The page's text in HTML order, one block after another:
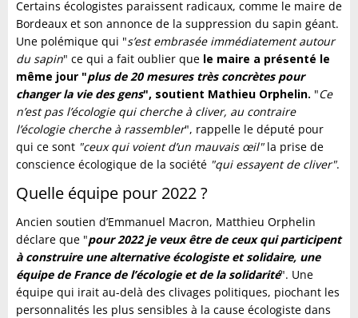
Certains écologistes paraissent radicaux, comme le maire de
Bordeaux et son annonce de la suppression du sapin géant.
Une polémique qui "s’est embrasée immédiatement autour
du sapin" ce qui a fait oublier que le maire a présenté le
même jour "plus de 20 mesures très concrètes pour
changer la vie des gens", soutient Mathieu Orphelin. "Ce
n’est pas l’écologie qui cherche à cliver, au contraire
l’écologie cherche à rassembler", rappelle le député pour
qui ce sont "ceux qui voient d’un mauvais œil"la prise de
conscience écologique de la société "qui essayent de cliver".
Quelle équipe pour 2022 ?
Ancien soutien d’Emmanuel Macron, Matthieu Orphelin
déclare que "pour 2022 je veux être de ceux qui participent
à construire une alternative écologiste et solidaire, une
équipe de France de l’écologie et de la solidarité". Une
équipe qui irait au-delà des clivages politiques, piochant les
personnalités les plus sensibles à la cause écologiste dans